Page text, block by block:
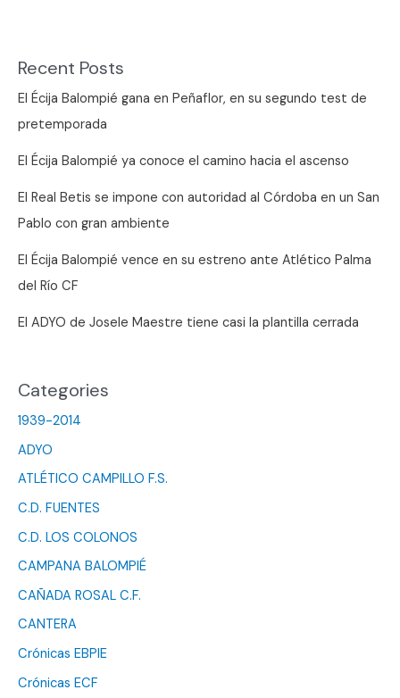
Recent Posts
El Écija Balompié gana en Peñaflor, en su segundo test de
pretemporada
El Écija Balompié ya conoce el camino hacia el ascenso
El Real Betis se impone con autoridad al Córdoba en un San
Pablo con gran ambiente
El Écija Balompié vence en su estreno ante Atlético Palma
del Río CF
El ADYO de Josele Maestre tiene casi la plantilla cerrada
Categories
1939-2014
ADYO
ATLÉTICO CAMPILLO F.S.
C.D. FUENTES
C.D. LOS COLONOS
CAMPANA BALOMPIÉ
CAÑADA ROSAL C.F.
CANTERA
Crónicas EBPIE
Crónicas ECF